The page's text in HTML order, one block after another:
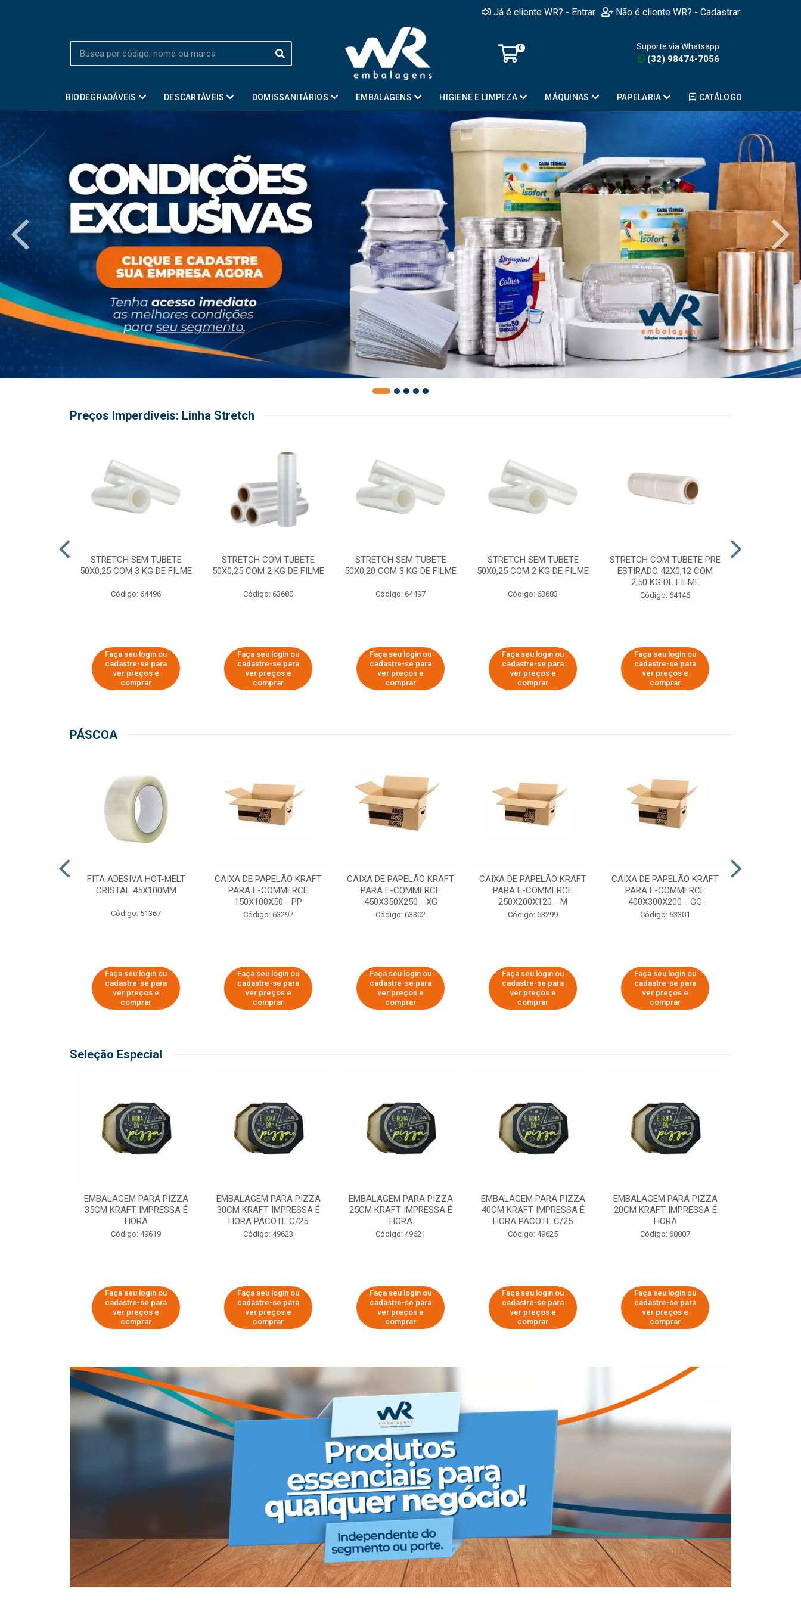
Já é cliente WR? - Entrar Não é cliente WR? - Cadastrar
0 Suporte via Whatsapp
(32) 98474-7056
BIODEGRADÁVEIS DESCARTÁVEIS DOMISSANITÁRIOS EMBALAGENS HIGIENE E LIMPEZA MÁQUINAS PAPELARIA CATÁLOGO
Preços Imperdíveis: Linha Stretch
STRETCH SEM TUBETE
50X0,25 COM 3 KG DE FILME
Código: 64496
Faça seu login ou
cadastre-se para
ver preços e
comprar
STRETCH COM TUBETE
50X0,25 COM 2 KG DE FILME
Código: 63680
Faça seu login ou
cadastre-se para
ver preços e
comprar
STRETCH SEM TUBETE
50X0,20 COM 3 KG DE FILME
Código: 64497
Faça seu login ou
cadastre-se para
ver preços e
comprar
STRETCH SEM TUBETE
50X0,25 COM 2 KG DE FILME
Código: 63683
Faça seu login ou
cadastre-se para
ver preços e
comprar
STRETCH COM TUBETE PRE
ESTIRADO 42X0,12 COM
2,50 KG DE FILME
Código: 64146
Faça seu login ou
cadastre-se para
ver preços e
comprar
PÁSCOA
FITA ADESIVA HOT-MELT
CRISTAL 45X100MM
Código: 51367
Faça seu login ou
cadastre-se para
ver preços e
comprar
CAIXA DE PAPELÃO KRAFT
PARA E-COMMERCE
150X100X50 - PP
Código: 63297
Faça seu login ou
cadastre-se para
ver preços e
comprar
CAIXA DE PAPELÃO KRAFT
PARA E-COMMERCE
450X350X250 - XG
Código: 63302
Faça seu login ou
cadastre-se para
ver preços e
comprar
CAIXA DE PAPELÃO KRAFT
PARA E-COMMERCE
250X200X120 - M
Código: 63299
Faça seu login ou
cadastre-se para
ver preços e
comprar
CAIXA DE PAPELÃO KRAFT
PARA E-COMMERCE
400X300X200 - GG
Código: 63301
Faça seu login ou
cadastre-se para
ver preços e
comprar
Seleção Especial
EMBALAGEM PARA PIZZA
35CM KRAFT IMPRESSA É
HORA
Código: 49619
Faça seu login ou
cadastre-se para
ver preços e
comprar
EMBALAGEM PARA PIZZA
30CM KRAFT IMPRESSA É
HORA PACOTE C/25
Código: 49623
Faça seu login ou
cadastre-se para
ver preços e
comprar
EMBALAGEM PARA PIZZA
25CM KRAFT IMPRESSA É
HORA
Código: 49621
Faça seu login ou
cadastre-se para
ver preços e
comprar
EMBALAGEM PARA PIZZA
40CM KRAFT IMPRESSA É
HORA PACOTE C/25
Código: 49625
Faça seu login ou
cadastre-se para
ver preços e
comprar
EMBALAGEM PARA PIZZA
20CM KRAFT IMPRESSA É
HORA
Código: 60007
Faça seu login ou
cadastre-se para
ver preços e
comprar